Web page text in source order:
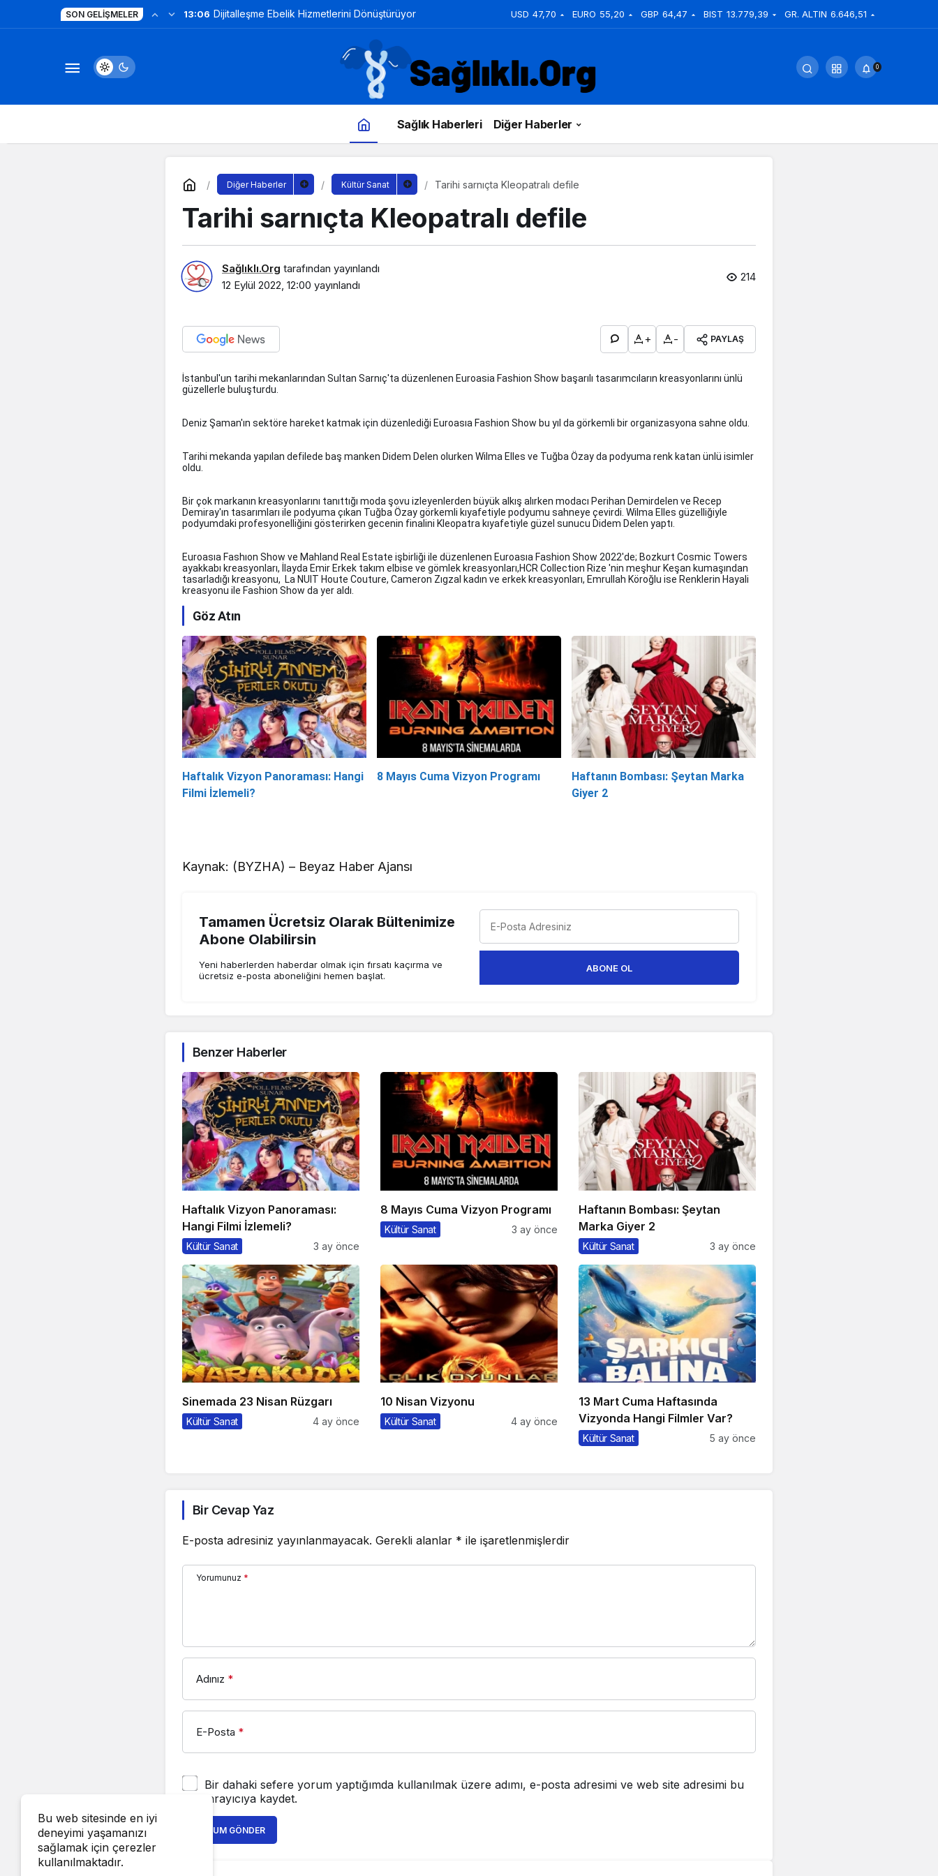
SON GELIŞMELER 13:06 Dijitalleşme Ebelik Hizmetlerini Dönüştürüyor USD 47,70 EURO 55,20 GBP 64,47 BIST 13.779,39 GR. ALTIN 6.646,51
0
Sağlık Haberleri Diğer Haberler
Diğer Haberler Kültür Sanat Tarihi sarnıçta Kleopatralı defile
Tarihi sarnıçta Kleopatralı defile
Sağlıklı.Org tarafından yayınlandı
12 Eylül 2022, 12:00 yayınlandı
214
+ - PAYLAŞ
İstanbul'un tarihi mekanlarından Sultan Sarnıç'ta düzenlenen Euroasia Fashion Show başarılı tasarımcıların kreasyonlarını ünlü
güzellerle buluşturdu.
Deniz Şaman'ın sektöre hareket katmak için düzenlediği Euroasıa Fashion Show bu yıl da görkemli bir organizasyona sahne oldu.
Tarihi mekanda yapılan defilede baş manken Didem Delen olurken Wilma Elles ve Tuğba Özay da podyuma renk katan ünlü isimler
oldu.
Bir çok markanın kreasyonlarını tanıttığı moda şovu izleyenlerden büyük alkış alırken modacı Perihan Demirdelen ve Recep
Demiray'ın tasarımları ile podyuma çıkan Tuğba Özay görkemli kıyafetiyle podyumu sahneye çevirdi. Wilma Elles güzelliğiyle
podyumdaki profesyonelliğini gösterirken gecenin finalini Kleopatra kıyafetiyle güzel sunucu Didem Delen yaptı.
Euroasıa Fashıon Show ve Mahland Real Estate işbirliği ile düzenlenen Euroasıa Fashion Show 2022'de; Bozkurt Cosmic Towers
ayakkabı kreasyonları, İlayda Emir Erkek takım elbise ve gömlek kreasyonları,HCR Collection Rize 'nin meşhur Keşan kumaşından
tasarladığı kreasyonu, La NUIT Houte Couture, Cameron Zıgzal kadın ve erkek kreasyonları, Emrullah Köroğlu ise Renklerin Hayali
kreasyonu ile Fashion Show da yer aldı.
Göz Atın
Haftalık Vizyon Panoraması: Hangi
Filmi İzlemeli?
8 Mayıs Cuma Vizyon Programı
Haftanın Bombası: Şeytan Marka
Giyer 2
Kaynak: (BYZHA) – Beyaz Haber Ajansı
Tamamen Ücretsiz Olarak Bültenimize
Abone Olabilirsin
Yeni haberlerden haberdar olmak için fırsatı kaçırma ve
ücretsiz e-posta aboneliğini hemen başlat.
ABONE OL
Benzer Haberler
Haftalık Vizyon Panoraması:
Hangi Filmi İzlemeli?
Kültür Sanat 3 ay önce
8 Mayıs Cuma Vizyon Programı
Kültür Sanat 3 ay önce
Haftanın Bombası: Şeytan
Marka Giyer 2
Kültür Sanat 3 ay önce
Sinemada 23 Nisan Rüzgarı
Kültür Sanat 4 ay önce
10 Nisan Vizyonu
Kültür Sanat 4 ay önce
13 Mart Cuma Haftasında
Vizyonda Hangi Filmler Var?
Kültür Sanat 5 ay önce
Bir Cevap Yaz
E-posta adresiniz yayınlanmayacak. Gerekli alanlar * ile işaretlenmişlerdir
Yorumunuz *
Adınız *
E-Posta *
Bir dahaki sefere yorum yaptığımda kullanılmak üzere adımı, e-posta adresimi ve web site adresimi bu
tarayıcıya kaydet.
YORUM GÖNDER
Bu web sitesinde en iyi
deneyimi yaşamanızı
sağlamak için çerezler
kullanılmaktadır.